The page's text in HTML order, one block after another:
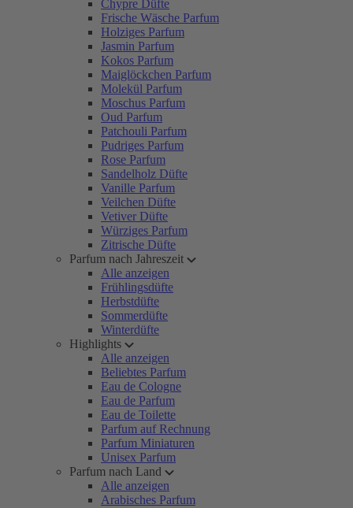
Chypre Düfte
Frische Wäsche Parfum
Holziges Parfum
Jasmin Parfum
Kokos Parfum
Maiglöckchen Parfum
Molekül Parfum
Moschus Parfum
Oud Parfum
Patchouli Parfum
Pudriges Parfum
Rose Parfum
Sandelholz Düfte
Vanille Parfum
Veilchen Düfte
Vetiver Düfte
Würziges Parfum
Zitrische Düfte
Parfum nach Jahreszeit
Alle anzeigen
Frühlingsdüfte
Herbstdüfte
Sommerdüfte
Winterdüfte
Highlights
Alle anzeigen
Beliebtes Parfum
Eau de Cologne
Eau de Parfum
Eau de Toilette
Parfum auf Rechnung
Parfum Miniaturen
Unisex Parfum
Parfum nach Land
Alle anzeigen
Arabisches Parfum